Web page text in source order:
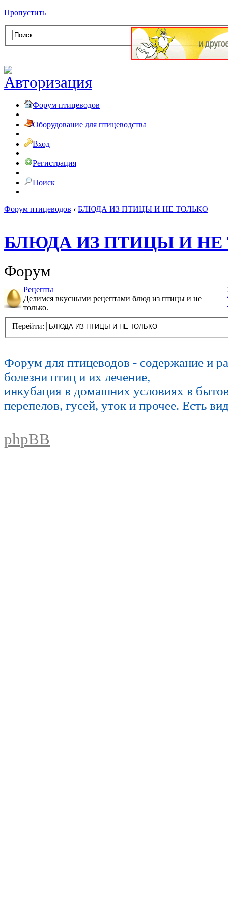
Пропустить
Форум птицеводов
Оборудование для птицеводства
Вход
Регистрация
Поиск
Форум птицеводов ‹ БЛЮДА ИЗ ПТИЦЫ И НЕ ТОЛЬКО
БЛЮДА ИЗ ПТИЦЫ И НЕ
Форум
Рецепты
Делимся вкусными рецептами блюд из птицы и не
только.
Перейти:
Форум для птицеводов - содержание и
болезни птиц и их лечение,
инкубация в домашних условиях в
перепелов, гусей, уток и прочее. Есть
phpBB